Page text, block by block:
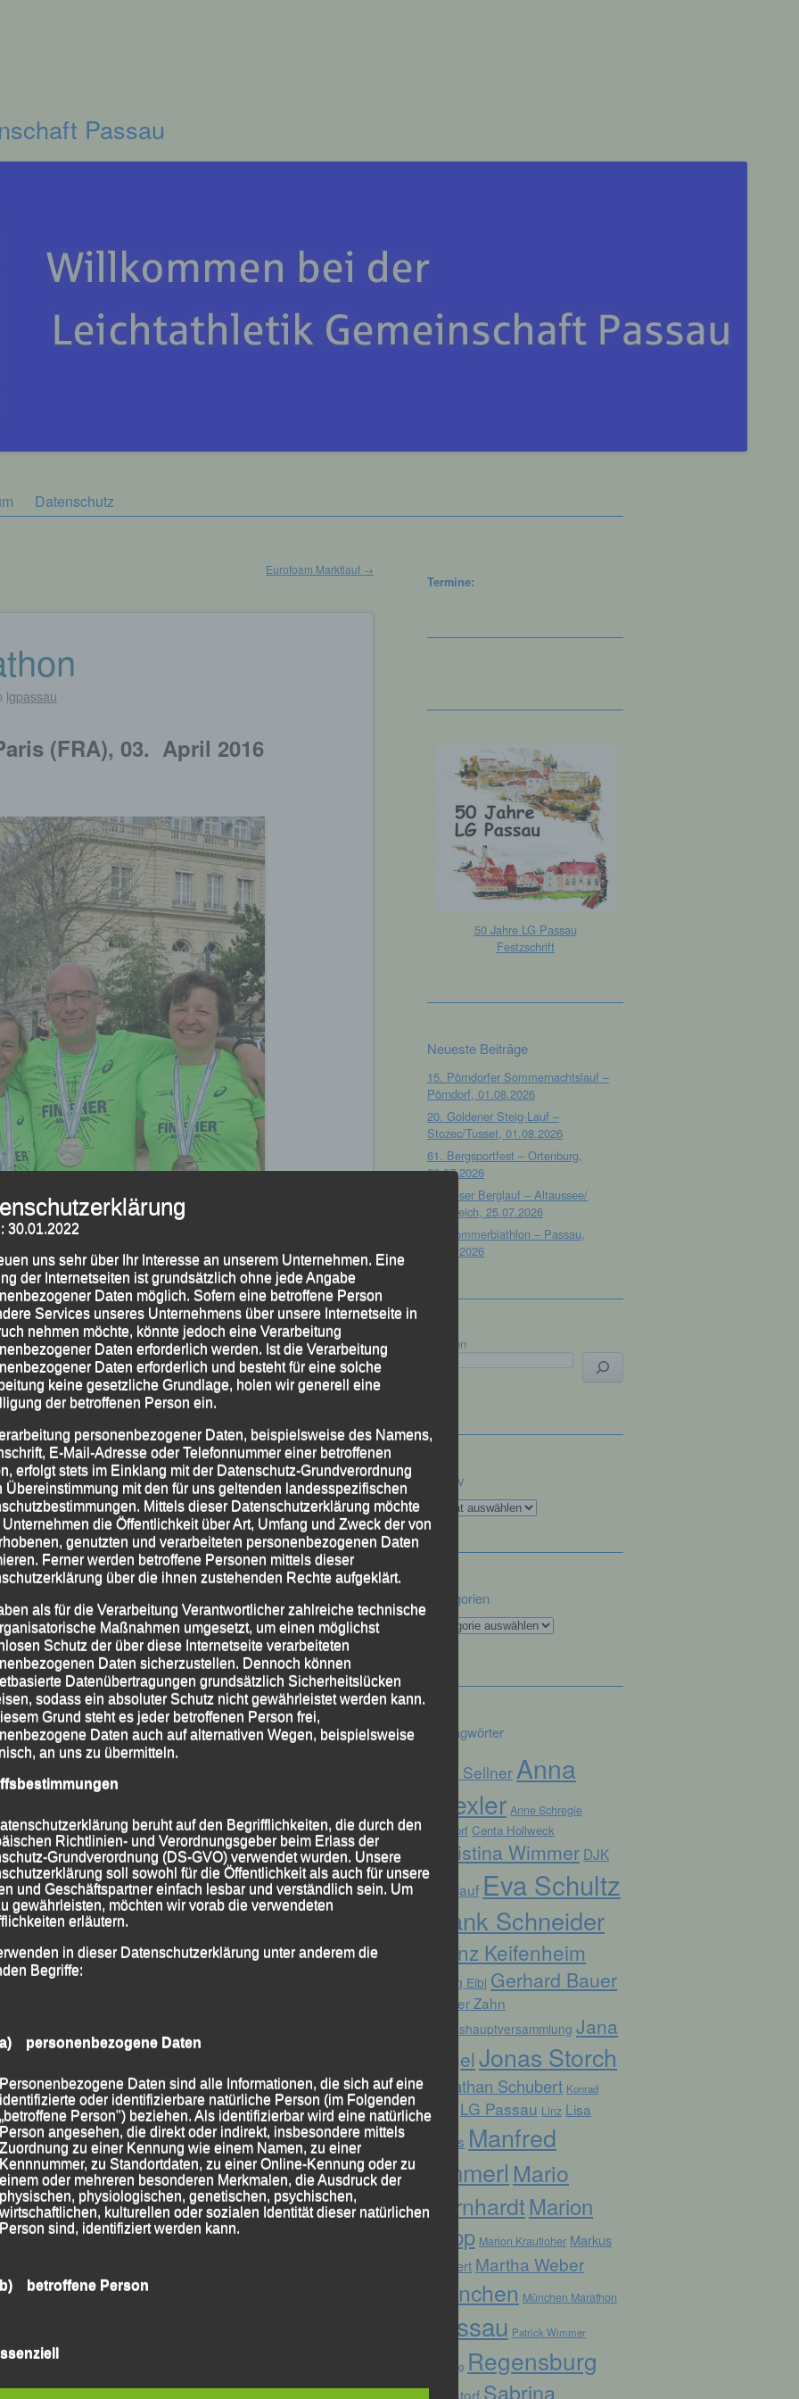
Passau
Datenschutz
Eurofoam Marktlauf →
lgpassau
(FRA), 03. April 2016
Paris-Marathon (v. li.) Renate Baumgartner, Torsten
Weinert und Irene Kühnhammer
hatten zum diesjährigen „Paris-Marathon“
damit einen neuen Teilnehmerrekord beschert!
eigenen „Passauer Fanblock“ gingen von der
PassauRenate Baumgartner, Irene
auf die 42,195 km durch die Straßen der
von dort ging die Strecke ins Stadtzentrum über
de Rivoli und den Place de la Bastille, durch die
an der Kathedrale Notre-Dame und dem Eiffelturm
liefTorsten Weinert nach 4:04:23 Stunden über
blieben die Uhren nach 4:17:21 Stunden
bedeuteten ihre 4:30:52 Stunden neue
Fanblock“ mit Bayernfahne in Paris
|Markiert mitParis - Marathon
Eurofoam Marktlauf→
Termine:
50 Jahre LG Passau
Festzschrift
Neueste Beiträge
15. Pörndorfer Sommernachtslauf –
Pörndorf, 01.08.2026
20. Goldener Steig-Lauf –
Stozec/Tusset, 01.08.2026
61. Bergsportfest – Ortenburg,
26.07.2026
12. Loser Berglauf – Altaussee/
Österreich, 25.07.2026
32. Sommerbiathlon – Passau,
18.07.2026
Suchen
Archiv
Archiv
Kategorien
Kategorien
Schlagwörter
Alex Sellner Anna
Drexler Anne Schregle
Arnstorf Centa Hollweck
Christina Wimmer DJK
Domlauf Eva Schultz
Frank Schneider
Franz Keifenheim
Georg Eibl Gerhard Bauer
Günter Zahn
Jahreshauptversammlung Jana
Vogel Jonas Storch
Jonathan Schubert Konrad
Kufner
LG Passau Linz Lisa
Fuchs Manfred
Ammerl Mario
BernhardtMarion
Kopp Marion Krautloher Markus
Weinert Martha Weber
München München Marathon
Passau Patrick Wimmer
Pocking Regensburg
Ruhstorf Sabrina
30.01.2022
uns sehr über Ihr Interesse an unserem Unternehmen. Eine
der Internetseiten ist grundsätzlich ohne jede Angabe
Daten möglich. Sofern eine betroffene Person
Services unseres Unternehmens über unsere Internetseite in
nehmen möchte, könnte jedoch eine Verarbeitung
Daten erforderlich werden. Ist die Verarbeitung
Daten erforderlich und besteht für eine solche
keine gesetzliche Grundlage, holen wir generell eine
der betroffenen Person ein.
personenbezogener Daten, beispielsweise des Namens,
E-Mail-Adresse oder Telefonnummer einer betroffenen
erfolgt stets im Einklang mit der Datenschutz-Grundverordnung
Übereinstimmung mit den für uns geltenden landesspezifischen
Mittels dieser Datenschutzerklärung möchte
Unternehmen die Öffentlichkeit über Art, Umfang und Zweck der von
genutzten und verarbeiteten personenbezogenen Daten
Ferner werden betroffene Personen mittels dieser
über die ihnen zustehenden Rechte aufgeklärt.
als für die Verarbeitung Verantwortlicher zahlreiche technische
Maßnahmen umgesetzt, um einen möglichst
Schutz der über diese Internetseite verarbeiteten
Daten sicherzustellen. Dennoch können
Datenübertragungen grundsätzlich Sicherheitslücken
sodass ein absoluter Schutz nicht gewährleistet werden kann.
Grund steht es jeder betroffenen Person frei,
Daten auch auf alternativen Wegen, beispielsweise
an uns zu übermitteln.
beruht auf den Begrifflichkeiten, die durch den
Richtlinien- und Verordnungsgeber beim Erlass der
Grundverordnung (DS-GVO) verwendet wurden. Unsere
soll sowohl für die Öffentlichkeit als auch für unsere
und Geschäftspartner einfach lesbar und verständlich sein. Um
gewährleisten, möchten wir vorab die verwendeten
erläutern.
in dieser Datenschutzerklärung unter anderem die
Begriffe:
a) personenbezogene Daten
Personenbezogene Daten sind alle Informationen, die sich auf eine
identifizierte oder identifizierbare natürliche Person (im Folgenden
„betroffene Person") beziehen. Als identifizierbar wird eine natürliche
Person angesehen, die direkt oder indirekt, insbesondere mittels
Zuordnung zu einer Kennung wie einem Namen, zu einer
Kennnummer, zu Standortdaten, zu einer Online-Kennung oder zu
einem oder mehreren besonderen Merkmalen, die Ausdruck der
physischen, physiologischen, genetischen, psychischen,
wirtschaftlichen, kulturellen oder sozialen Identität dieser natürlichen
Person sind, identifiziert werden kann.
b) betroffene Person
Verarbeitung Verantwortlichen verarbeitet werden.